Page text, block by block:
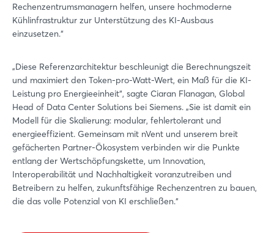
Rechenzentrumsmanagern helfen, unsere hochmoderne
Kühlinfrastruktur zur Unterstützung des KI-Ausbaus
einzusetzen.“
„Diese Referenzarchitektur beschleunigt die Berechnungszeit
und maximiert den Token-pro-Watt-Wert, ein Maß für die KI-
Leistung pro Energieeinheit“, sagte Ciaran Flanagan, Global
Head of Data Center Solutions bei Siemens. „Sie ist damit ein
Modell für die Skalierung: modular, fehlertolerant und
energieeffizient. Gemeinsam mit nVent und unserem breit
gefächerten Partner-Ökosystem verbinden wir die Punkte
entlang der Wertschöpfungskette, um Innovation,
Interoperabilität und Nachhaltigkeit voranzutreiben und
Betreibern zu helfen, zukunftsfähige Rechenzentren zu bauen,
die das volle Potenzial von KI erschließen.“